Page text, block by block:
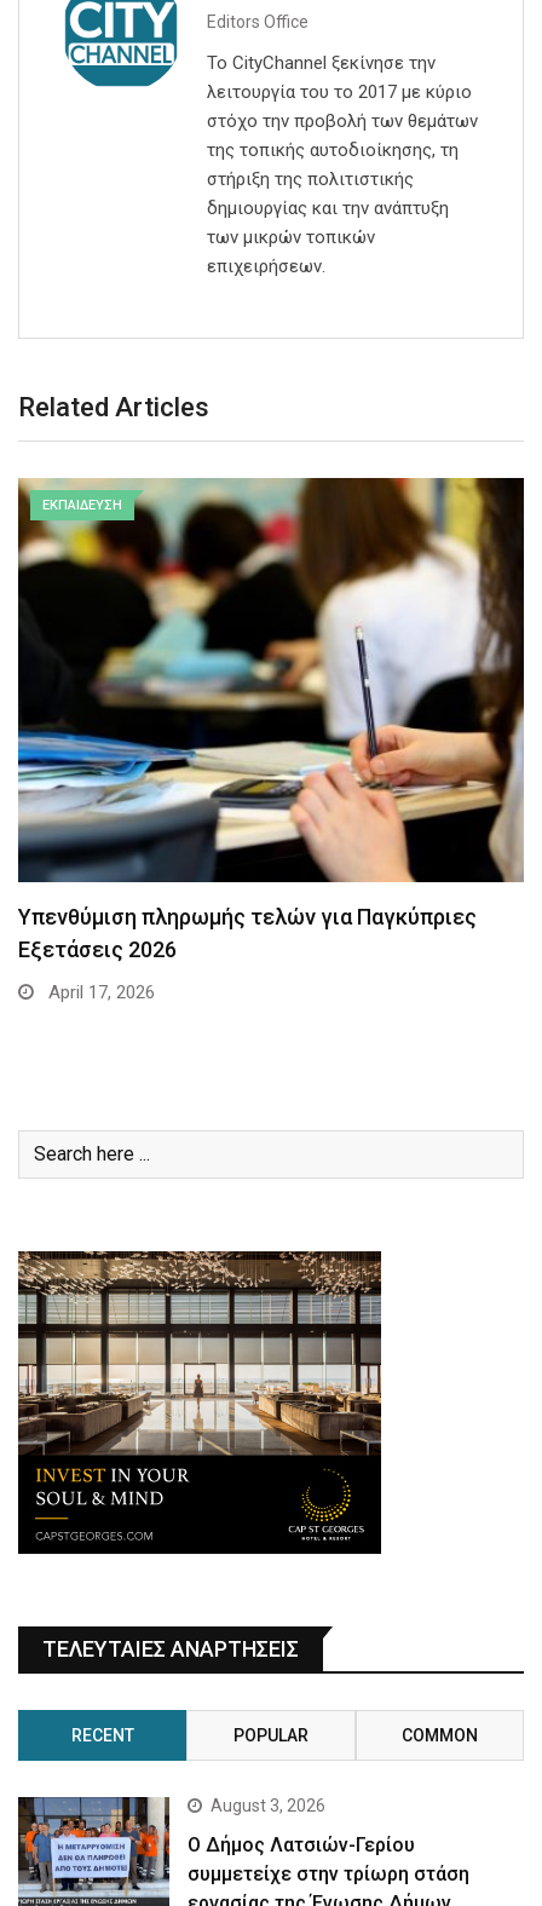
Editors Office
Το CityChannel ξεκίνησε την
λειτουργία του το 2017 με κύριο
στόχο την προβολή των θεμάτων
της τοπικής αυτοδιοίκησης, τη
στήριξη της πολιτιστικής
δημιουργίας και την ανάπτυξη
των μικρών τοπικών
επιχειρήσεων.
Related Articles
ΕΚΠΑΙΔΕΥΣΗ
Υπενθύμιση πληρωμής τελών για Παγκύπριες
Εξετάσεις 2026
April 17, 2026
ΤΕΛΕΥΤΑΙΕΣ ΑΝΑΡΤΗΣΕΙΣ
RECENT POPULAR COMMON
August 3, 2026
Ο Δήμος Λατσιών-Γερίου
συμμετείχε στην τρίωρη στάση